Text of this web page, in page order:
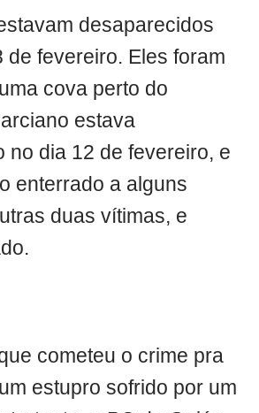
desaparecidos
de fevereiro. Eles foram
cova perto do
estava
no dia 12 de fevereiro, e
enterrado a alguns
duas vítimas, e
cometeu o crime pra
estupro sofrido por um